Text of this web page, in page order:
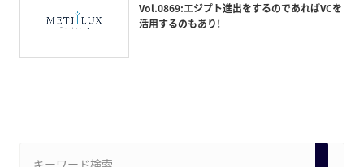
Vol.0869:エジプト進出をするのであればVCを
活用するのもあり!